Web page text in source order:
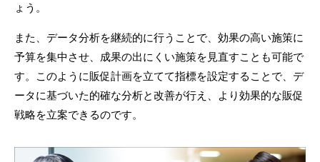
ょう。
また、データ分析を継続的に行うことで、効果の高い施策に
予算を集中させ、成果の出にくい施策を見直すことも可能で
す。このように販促計画を立てて指標を設定することで、デ
ータに基づいた的確な分析と改善が行え、より効果的な販促
戦略を立案できるのです。